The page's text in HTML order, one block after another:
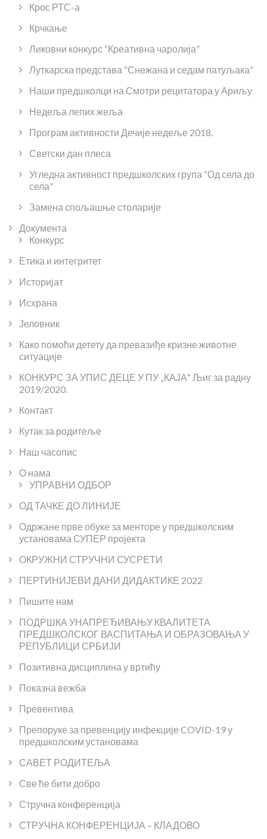
Крос РТС-а
Крчкање
Ликовни конкурс “Креативна чаролија”
Луткарска представа “Снежана и седам патуљака”
Наши предшколци на Смотри рецитатора у Ариљу
Недеља лепих жеља
Програм активности Дечије недеље 2018.
Светски дан плеса
Угледна активност предшколских група “Од села до
села”
Замена спољашње столарије
Документа
Конкурс
Етика и интегритет
Историјат
Исхрана
Јеловник
Како помоћи детету да превазиђе кризне животне
ситуације
КОНКУРС ЗА УПИС ДЕЦЕ У ПУ „КАЈА“ Љиг за радну
2019/2020.
Контакт
Кутак за родитеље
Наш часопис
О нама
УПРАВНИ ОДБОР
ОД ТАЧКЕ ДО ЛИНИЈЕ
Одржане прве обуке за менторе у предшколским
установама СУПЕР пројекта
ОКРУЖНИ СТРУЧНИ СУСРЕТИ
ПЕРТИНИЈЕВИ ДАНИ ДИДАКТИКЕ 2022
Пишите нам
ПОДРШКА УНАПРЕЂИВАЊУ КВАЛИТЕТА
ПРЕДШКОЛСКОГ ВАСПИТАЊА И ОБРАЗОВАЊА У
РЕПУБЛИЦИ СРБИЈИ
Позитивна дисциплина у вртићу
Показна вежба
Превентива
Препоруке за превенцију инфекције COVID-19 у
предшколским установама
САВЕТ РОДИТЕЉА
Све ће бити добро
Стручна конференција
СТРУЧНА КОНФЕРЕНЦИЈА – КЛАДОВО